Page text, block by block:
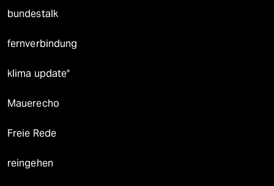
bundestalk
fernverbindung
klima update°
Mauerecho
Freie Rede
reingehen